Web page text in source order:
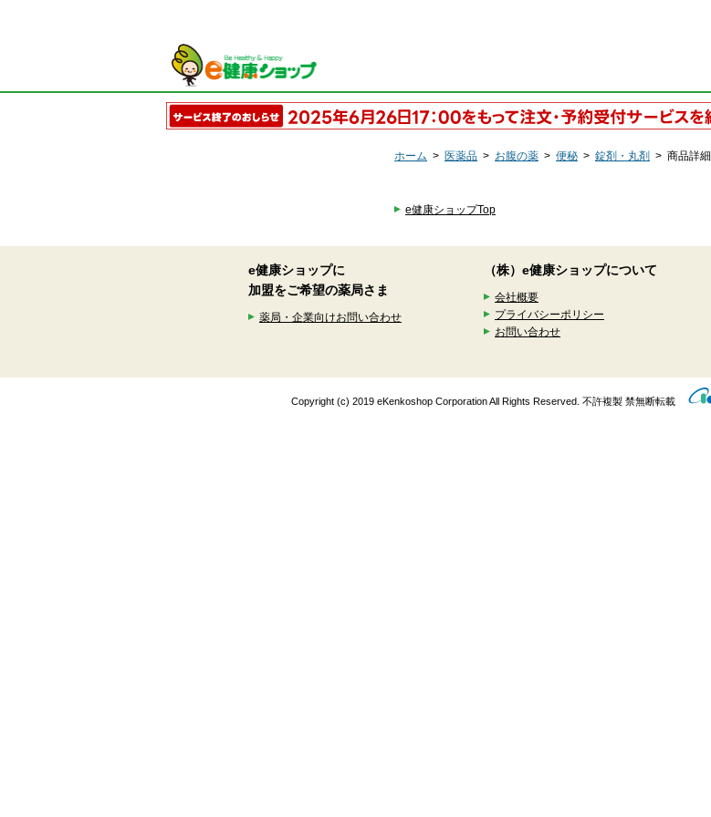
ホーム > 医薬品 > お腹の薬 > 便秘 > 錠剤・丸剤 > 商品詳細
e健康ショップTop
e健康ショップに
加盟をご希望の薬局さま
薬局・企業向けお問い合わせ
（株）e健康ショップについて
会社概要
プライバシーポリシー
お問い合わせ
Copyright (c) 2019 eKenkoshop Corporation All Rights Reserved. 不許複製 禁無断転載